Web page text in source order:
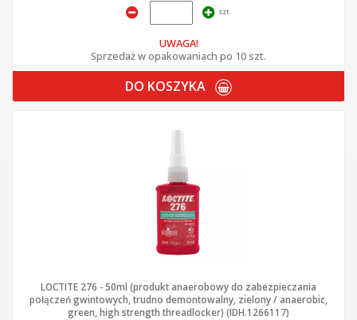
szt.
UWAGA!
Sprzedaż w opakowaniach po 10 szt.
DO KOSZYKA
LOCTITE 276 - 50ml (produkt anaerobowy do zabezpieczania
połączeń gwintowych, trudno demontowalny, zielony / anaerobic,
green, high strength threadlocker) (IDH.1266117)